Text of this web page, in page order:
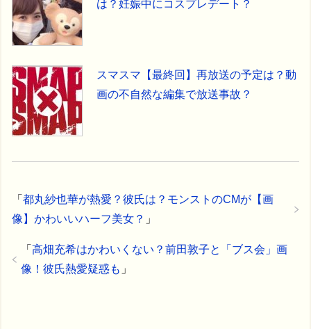
は？妊娠中にコスプレデート？
スマスマ【最終回】再放送の予定は？動
画の不自然な編集で放送事故？
「 都丸紗也華が熱愛？彼氏は？モンストのCMが【画
像】かわいいハーフ美女？ 」
「 高畑充希はかわいくない？前田敦子と「ブス会」画
像！彼氏熱愛疑惑も 」